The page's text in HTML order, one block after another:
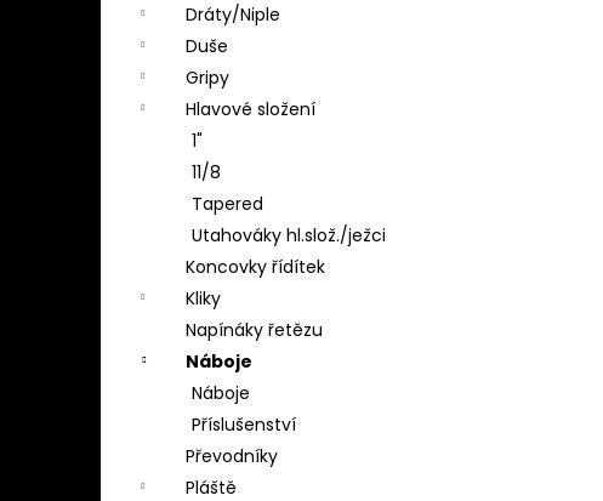
Dráty/Niple
Duše
Gripy
Hlavové složení
1"
11/8
Tapered
Utahováky hl.slož./ježci
Koncovky řídítek
Kliky
Napínáky řetězu
Náboje
Náboje
Příslušenství
Převodníky
Pláště